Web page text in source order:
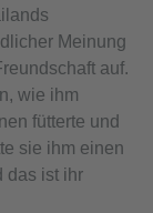
Meinung
auf.
wie ihm
fütterte und
sie ihm einen
das ist ihr